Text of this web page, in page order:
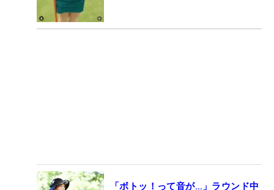
「ボトッ！って音が…」ラウンド中